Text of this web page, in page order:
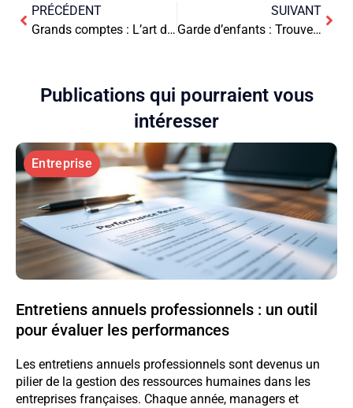
PRÉCÉDENT
Grands comptes : L’art de proposer des solutions sur mesure pour dominer le marché
SUIVANT
Garde d’enfants : Trouver la perle rare en ligne
Publications qui pourraient vous
intéresser
Entreprise
Entretiens annuels professionnels : un outil
pour évaluer les performances
Les entretiens annuels professionnels sont devenus un
pilier de la gestion des ressources humaines dans les
entreprises françaises. Chaque année, managers et